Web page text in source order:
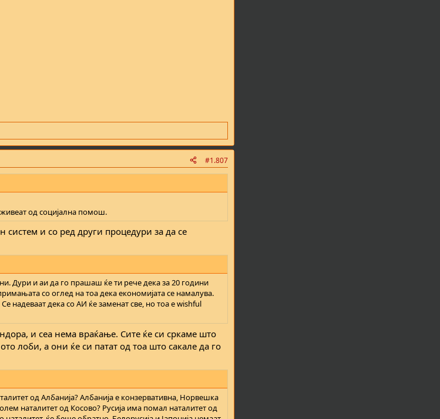
#1.807
живеат од социјална помош.
систем и со ред други процедури за да се
Дури и аи да го прашаш ќе ти рече дека за 20 години
со оглед на тоа дека економијата се намалува.
надеваат дека со АИ ќе заменат све, но тоа e wishful
и сеа нема враќање. Сите ќе си сркаме што
лоби, а они ќе си патат од тоа што сакале да го
од Албанија? Албанија е конзервативна, Норвешка
наталитет од Косово? Русија има помал наталитет од